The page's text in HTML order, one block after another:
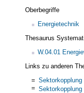
Oberbegriffe
Energietechnik
Thesaurus
W.04.01
Links zu anderen
= Sektorkopplung
= Sektorkopplung